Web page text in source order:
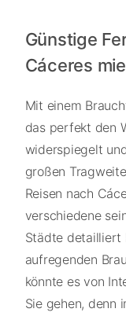
Günstige
Cáceres
Mit einem
das perfekt den
widerspiegelt
großen
Reisen nach
verschiedene
Städte detailliert
aufregenden
könnte es von
Sie gehen, denn